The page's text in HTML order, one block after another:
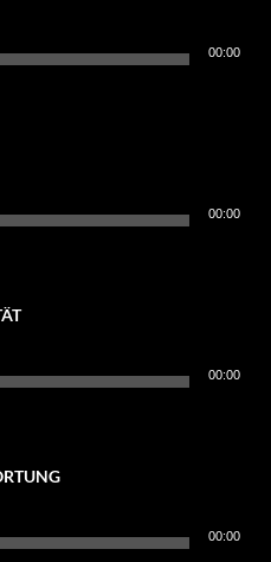
00:00
00:00
00:00
00:00